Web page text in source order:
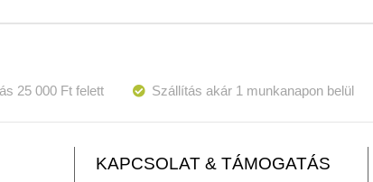
25 000 Ft felett Szállítás akár 1 munkanapon belül
KAPCSOLAT & TÁMOGATÁS